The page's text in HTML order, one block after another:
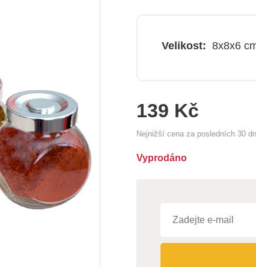
Velikost: 8x8x6
139 Kč
Nejnižší cena za posledních 30
Vyprodáno